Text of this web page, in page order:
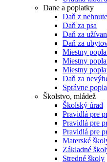
Dane a poplatky
Daň z
Daň za psa
Daň za
Daň za
Miestny
Miestny
Miestny
Daň za
Správne
Školstvo, mládež
Školský úrad
Pravidlá pre
Pravidlá pre
Pravidlá pre
Materské
Základné
Stredné školy